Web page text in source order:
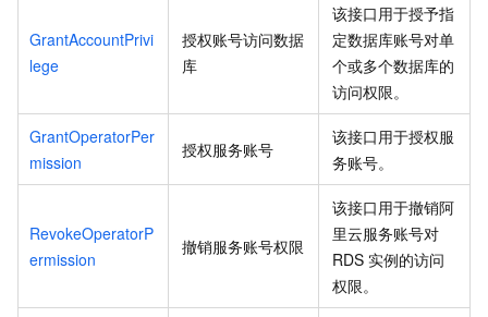
GrantAccountPrivi
lege
授权账号访问数据
库
该接口用于授予指
定数据库账号对单
个或多个数据库的
访问权限。
GrantOperatorPer
mission
授权服务账号
该接口用于授权服
务账号。
RevokeOperatorP
ermission
撤销服务账号权限
该接口用于撤销阿
里云服务账号对
RDS 实例的访问
权限。